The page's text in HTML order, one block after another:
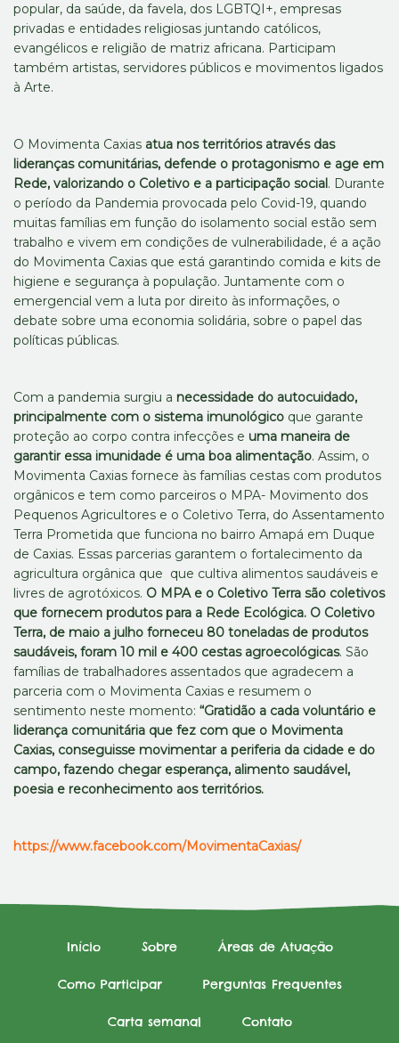
popular, da saúde, da favela, dos LGBTQI+, empresas
privadas e entidades religiosas juntando católicos,
evangélicos e religião de matriz africana. Participam
também artistas, servidores públicos e movimentos ligados
à Arte.
O Movimenta Caxias atua nos territórios através das
lideranças comunitárias, defende o protagonismo e age em
Rede, valorizando o Coletivo e a participação social. Durante
o período da Pandemia provocada pelo Covid-19, quando
muitas famílias em função do isolamento social estão sem
trabalho e vivem em condições de vulnerabilidade, é a ação
do Movimenta Caxias que está garantindo comida e kits de
higiene e segurança à população. Juntamente com o
emergencial vem a luta por direito às informações, o
debate sobre uma economia solidária, sobre o papel das
políticas públicas.
Com a pandemia surgiu a necessidade do autocuidado,
principalmente com o sistema imunológico que garante
proteção ao corpo contra infecções e uma maneira de
garantir essa imunidade é uma boa alimentação. Assim, o
Movimenta Caxias fornece às famílias cestas com produtos
orgânicos e tem como parceiros o MPA- Movimento dos
Pequenos Agricultores e o Coletivo Terra, do Assentamento
Terra Prometida que funciona no bairro Amapá em Duque
de Caxias. Essas parcerias garantem o fortalecimento da
agricultura orgânica que que cultiva alimentos saudáveis e
livres de agrotóxicos. O MPA e o Coletivo Terra são coletivos
que fornecem produtos para a Rede Ecológica. O Coletivo
Terra, de maio a julho forneceu 80 toneladas de produtos
saudáveis, foram 10 mil e 400 cestas agroecológicas. São
famílias de trabalhadores assentados que agradecem a
parceria com o Movimenta Caxias e resumem o
sentimento neste momento: “Gratidão a cada voluntário e
liderança comunitária que fez com que o Movimenta
Caxias, conseguisse movimentar a periferia da cidade e do
campo, fazendo chegar esperança, alimento saudável,
poesia e reconhecimento aos territórios.
https://www.facebook.com/MovimentaCaxias/
Início Sobre Áreas de Atuação
Como Participar Perguntas Frequentes
Carta semanal Contato